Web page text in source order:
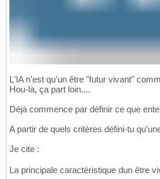
L'IA n'est qu'un être "futur vivant"
Hou-là, ça part loin....
Déjà commence par définir ce que
A partir de quels critères défini-tu
Je cite :
La principale caractéristique dun être